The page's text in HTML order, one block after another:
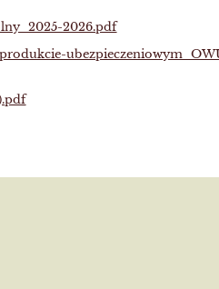
2026.pdf